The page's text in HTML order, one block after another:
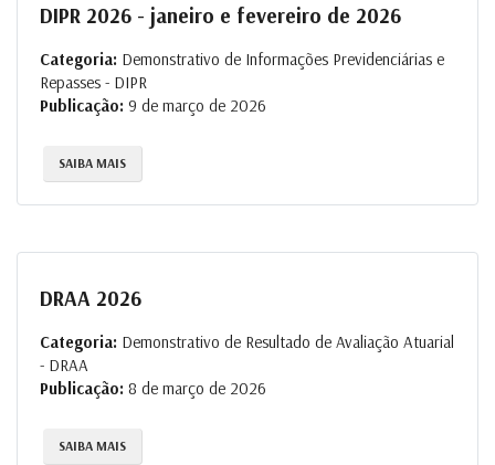
DIPR 2026 - janeiro e fevereiro de 2026
Categoria: Demonstrativo de Informações Previdenciárias e
Repasses - DIPR
Publicação: 9 de março de 2026
SAIBA MAIS
DRAA 2026
Categoria: Demonstrativo de Resultado de Avaliação Atuarial
- DRAA
Publicação: 8 de março de 2026
SAIBA MAIS